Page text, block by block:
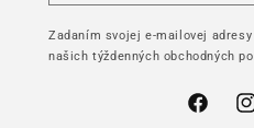
Zadaním svojej e-mailovej
našich týždenných obchodných